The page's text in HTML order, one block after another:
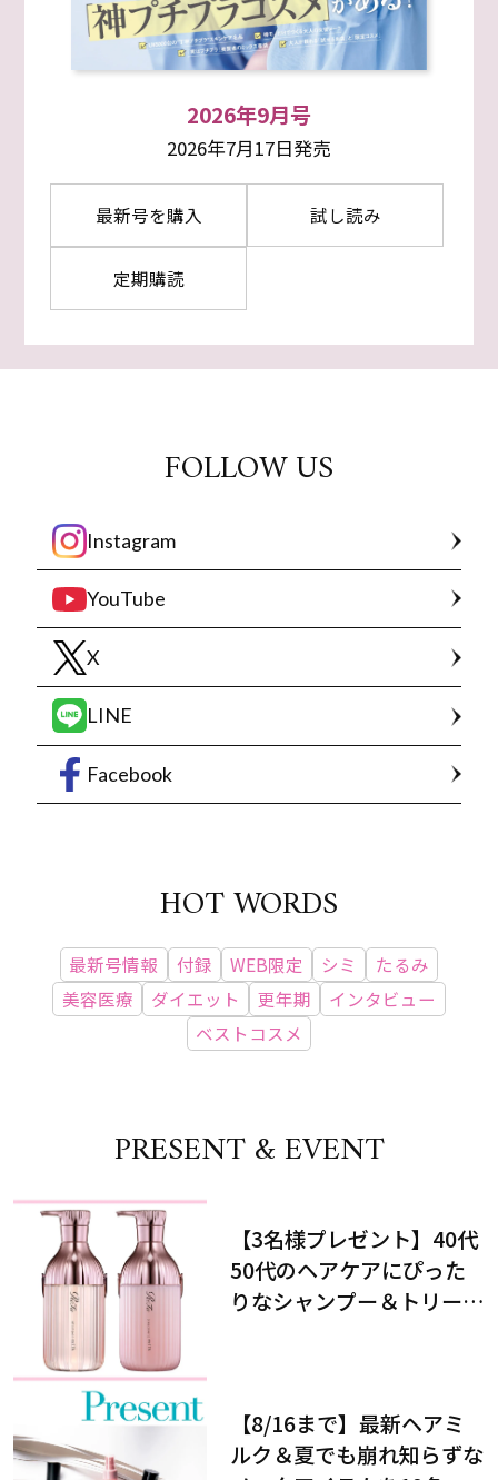
2026年9月号
2026年7月17日発売
最新号を購入 試し読み
定期購読
FOLLOW US
Instagram
YouTube
X
LINE
Facebook
HOT WORDS
最新号情報 付録 WEB限定 シミ
たるみ
美容医療
ダイエット 更年期
インタビュー
ベストコスメ
PRESENT & EVENT
【3名様プレゼント】40代
50代のヘアケアにぴった
りなシャンプー＆トリート
【8/16まで】最新ヘアミ
ルク＆夏でも崩れ知らずな